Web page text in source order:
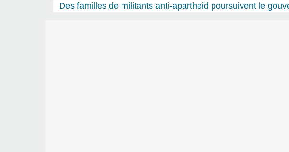
Des familles de militants anti-apartheid poursuivent le